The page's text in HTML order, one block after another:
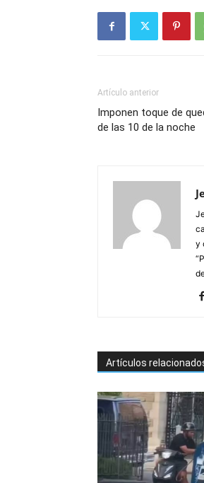
Artículo anterior
Imponen toque de
de las 10 de la noche
y
Artículos